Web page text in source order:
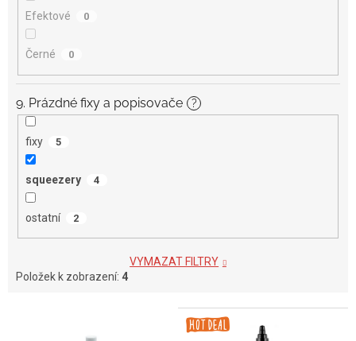
Efektové 0
Černé 0
9. Prázdné fixy a popisovače ?
fixy 5
squeezery 4
ostatní 2
VYMAZAT FILTRY
Položek k zobrazení: 4